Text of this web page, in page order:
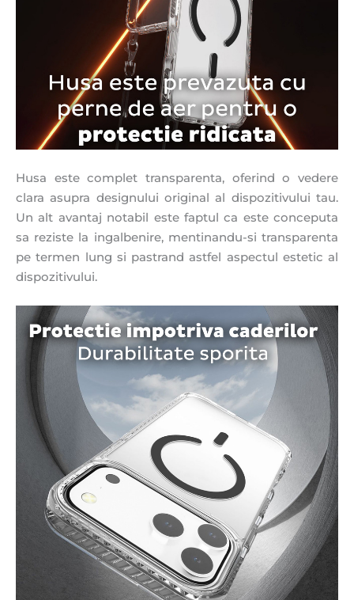
Husa este complet transparenta, oferind o vedere
clara asupra designului original al dispozitivului tau.
Un alt avantaj notabil este faptul ca este conceputa
sa reziste la ingalbenire, mentinandu-si transparenta
pe termen lung si pastrand astfel aspectul estetic al
dispozitivului.